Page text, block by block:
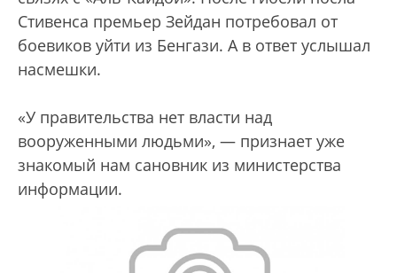
Стивенса премьер Зейдан потребовал от
боевиков уйти из Бенгази. А в ответ услышал
насмешки.
«У правительства нет власти над
вооруженными людьми», — признает уже
знакомый нам сановник из министерства
информации.